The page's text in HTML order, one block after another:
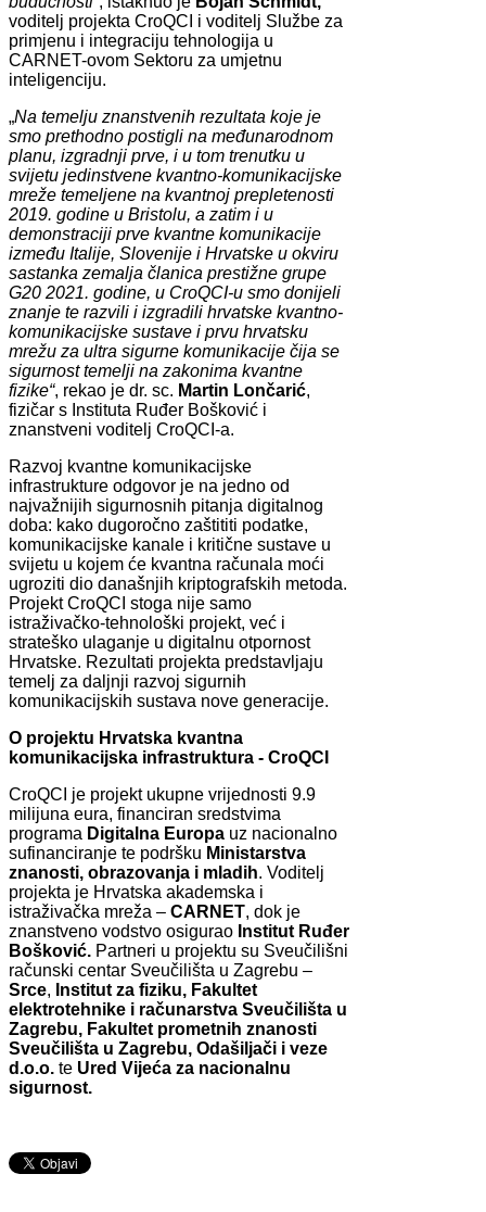
voditelj projekta CroQCI i voditelj Službe za
primjenu i integraciju tehnologija u
CARNET-ovom Sektoru za umjetnu
inteligenciju.
„Na temelju znanstvenih rezultata koje je
smo prethodno postigli na međunarodnom
planu, izgradnji prve, i u tom trenutku u
svijetu jedinstvene kvantno-komunikacijske
mreže temeljene na kvantnoj prepletenosti
2019. godine u Bristolu, a zatim i u
demonstraciji prve kvantne komunikacije
između Italije, Slovenije i Hrvatske u okviru
sastanka zemalja članica prestižne grupe
G20 2021. godine, u CroQCI-u smo donijeli
znanje te razvili i izgradili hrvatske kvantno-
komunikacijske sustave i prvu hrvatsku
mrežu za ultra sigurne komunikacije čija se
sigurnost temelji na zakonima kvantne
fizike“, rekao je dr. sc. Martin Lončarić,
fizičar s Instituta Ruđer Bošković i
znanstveni voditelj CroQCI-a.
Razvoj kvantne komunikacijske
infrastrukture odgovor je na jedno od
najvažnijih sigurnosnih pitanja digitalnog
doba: kako dugoročno zaštititi podatke,
komunikacijske kanale i kritične sustave u
svijetu u kojem će kvantna računala moći
ugroziti dio današnjih kriptografskih metoda.
Projekt CroQCI stoga nije samo
istraživačko-tehnološki projekt, već i
strateško ulaganje u digitalnu otpornost
Hrvatske. Rezultati projekta predstavljaju
temelj za daljnji razvoj sigurnih
komunikacijskih sustava nove generacije.
O projektu Hrvatska kvantna
komunikacijska infrastruktura - CroQCI
CroQCI je projekt ukupne vrijednosti 9.9
milijuna eura, financiran sredstvima
programa Digitalna Europa uz nacionalno
sufinanciranje te podršku Ministarstva
znanosti, obrazovanja i mladih. Voditelj
projekta je Hrvatska akademska i
istraživačka mreža – CARNET, dok je
znanstveno vodstvo osigurao Institut Ruđer
Bošković. Partneri u projektu su Sveučilišni
računski centar Sveučilišta u Zagrebu –
Srce, Institut za fiziku, Fakultet
elektrotehnike i računarstva Sveučilišta u
Zagrebu, Fakultet prometnih znanosti
Sveučilišta u Zagrebu, Odašiljači i veze
d.o.o. te Ured Vijeća za nacionalnu
sigurnost.